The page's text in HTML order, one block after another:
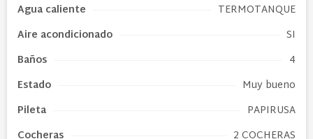
Agua caliente
TERMOTANQUE
Aire acondicionado
SI
Baños
4
Estado
Muy bueno
Pileta
PAPIRUSA